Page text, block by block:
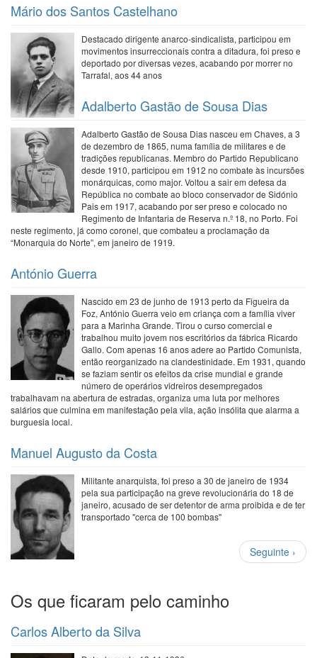
Mário dos Santos Castelhano
Destacado dirigente anarco-sindicalista, participou em
movimentos insurreccionais contra a ditadura, foi preso e
deportado por diversas vezes, acabando por morrer no
Tarrafal, aos 44 anos
Adalberto Gastão de Sousa Dias
Adalberto Gastão de Sousa Dias nasceu em Chaves, a 3
de dezembro de 1865, numa família de militares e de
tradições republicanas. Membro do Partido Republicano
desde 1910, participou em 1912 no combate às incursões
monárquicas, como major. Voltou a sair em defesa da
República no combate ao bloco conservador de Sidónio
Pais em 1917, acabando por ser preso e colocado no
Regimento de Infantaria de Reserva n.º 18, no Porto. Foi
neste regimento, já como coronel, que combateu a proclamação da
“Monarquia do Norte”, em janeiro de 1919.
António Guerra
Nascido em 23 de junho de 1913 perto da Figueira da
Foz, António Guerra veio em criança com a família viver
para a Marinha Grande. Tirou o curso comercial e
trabalhou muito jovem nos escritórios da fábrica Ricardo
Gallo. Com apenas 16 anos adere ao Partido Comunista,
então reorganizado na clandestinidade. Em 1931, quando
se faziam sentir os efeitos da crise mundial e grande
número de operários vidreiros desempregados
trabalhavam na abertura de estradas, organiza uma luta por melhores
salários que culmina em manifestação pela vila, ação insólita que alarma a
burguesia local.
Manuel Augusto da Costa
Militante anarquista, foi preso a 30 de janeiro de 1934
pela sua participação na greve revolucionária do 18 de
janeiro, acusado de ser detentor de arma proibida e de ter
transportado "cerca de 100 bombas"
Paginação
Próxima
página
Seguinte ›
Os que ficaram pelo caminho
Carlos Alberto da Silva